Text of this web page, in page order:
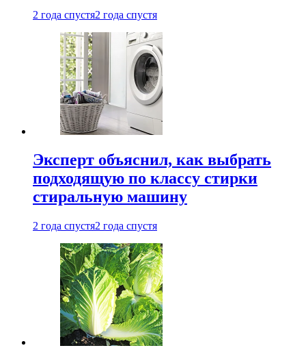
2 года спустя2 года спустя
Эксперт объяснил, как выбрать
подходящую по классу стирки
стиральную машину
2 года спустя2 года спустя